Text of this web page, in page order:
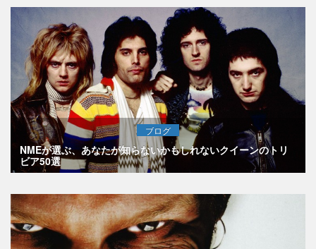
ブログ
NMEが選ぶ、あなたが知らないかもしれないクイーンのトリ
ビア50選